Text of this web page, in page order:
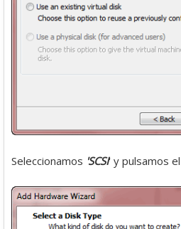
Seleccionamos 'SCSI' y pulsamos